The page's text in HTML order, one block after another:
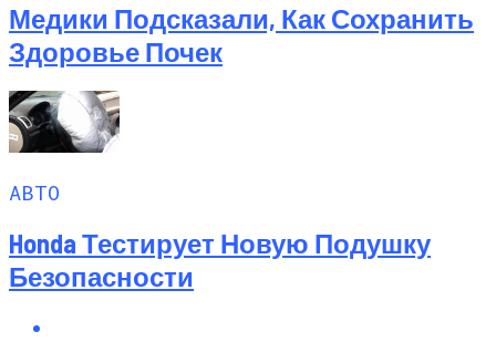
Медики Подсказали, Как Сохранить
Здоровье Почек
АВТО
Honda Тестирует Новую Подушку
Безопасности